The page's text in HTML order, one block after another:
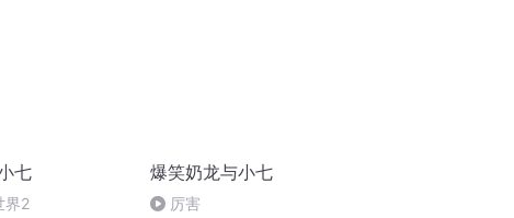
七
界2
爆笑奶龙与小七
厉害